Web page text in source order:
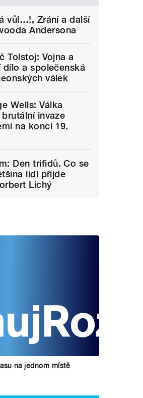
vůl…!, Zrání a další
Andersona
Tolstoj: Vojna a
dílo a společenská
válek
Wells: Válka
invaze
na konci 19.
Den trifidů. Co se
lidí přijde
Lichý
na jednom místě